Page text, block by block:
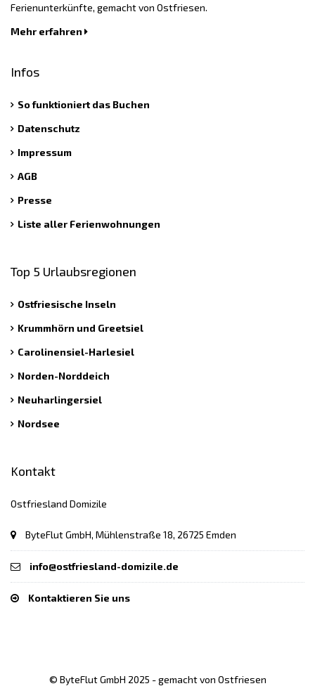
Ferienunterkünfte, gemacht von Ostfriesen.
Mehr erfahren
Infos
So funktioniert das Buchen
Datenschutz
Impressum
AGB
Presse
Liste aller Ferienwohnungen
Top 5 Urlaubsregionen
Ostfriesische Inseln
Krummhörn und Greetsiel
Carolinensiel-Harlesiel
Norden-Norddeich
Neuharlingersiel
Nordsee
Kontakt
Ostfriesland Domizile
ByteFlut GmbH, Mühlenstraße 18, 26725 Emden
info@ostfriesland-domizile.de
Kontaktieren Sie uns
© ByteFlut GmbH 2025 - gemacht von Ostfriesen